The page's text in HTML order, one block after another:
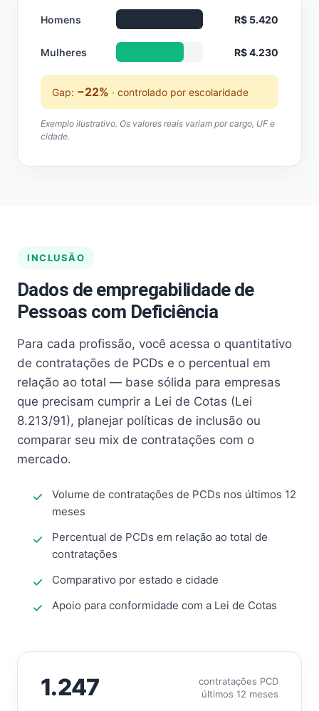
Homens R$ 5.420
Mulheres R$ 4.230
Gap: −22% · controlado por escolaridade
Exemplo ilustrativo. Os valores reais variam por cargo, UF e
cidade.
INCLUSÃO
Dados de empregabilidade de
Pessoas com Deficiência
Para cada profissão, você acessa o quantitativo
de contratações de PCDs e o percentual em
relação ao total — base sólida para empresas
que precisam cumprir a Lei de Cotas (Lei
8.213/91), planejar políticas de inclusão ou
comparar seu mix de contratações com o
mercado.
Volume de contratações de PCDs nos últimos 12
meses
Percentual de PCDs em relação ao total de
contratações
Comparativo por estado e cidade
Apoio para conformidade com a Lei de Cotas
1.247
contratações PCD
últimos 12 meses